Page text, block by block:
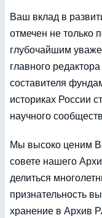
Ваш вклад в
отмечен не только
глубочайшим
главного
составителя
историках России
научного
Мы высоко ценим
совете нашего
делиться
признательность
хранение в Архив